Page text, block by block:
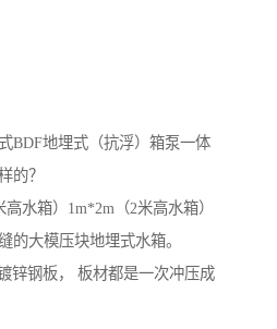
BDF地埋式（抗浮）箱泵一体
的？
水箱）1m*2m（2米高水箱）
的大模压块地埋式水箱。
锌钢板， 板材都是一次冲压成